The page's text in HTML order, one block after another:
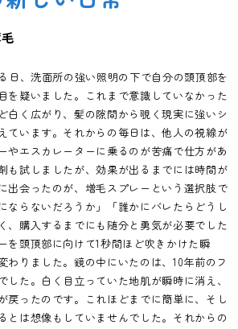
日、洗面所の強い照明の下で自分の頭頂部を
を疑いました。これまで意識していなかった
白く広がり、髪の隙間から覗く現実に強いシ
ています。それからの毎日は、他人の視線が
やエスカレーターに乗るのが苦痛で仕方があ
も試しましたが、効果が出るまでには時間が
出会ったのが、増毛スプレーという選択肢で
ならないだろうか」「誰かにバレたらどうし
、購入するまでにも随分と勇気が必要でした
を頭頂部に向けて1秒間ほど吹きかけた瞬
わりました。鏡の中にいたのは、10年前のフ
した。白く目立っていた地肌が瞬時に消え、
戻ったのです。これほどまでに簡単に、そし
とは想像もしていませんでした。それからの